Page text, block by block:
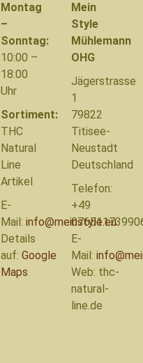
Mein
Style
Mühlemann
OHG
Jägerstrasse
1
79822
Titisee-
Neustadt
Deutschland
Telefon:
+49
E-
Mail:
Web: thc-
natural-
line.de
Montag
–
Sonntag:
10:00 –
18:00
Uhr
Sortiment:
THC
Natural
Line
Artikel
E-
Mail: info@meinstyle.eu
Details
auf:Google
Maps